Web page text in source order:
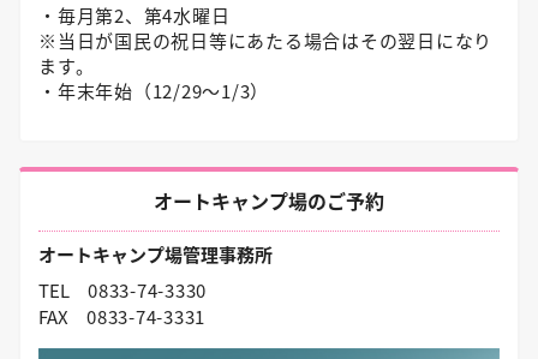
・毎月第2、第4水曜日
※当日が国民の祝日等にあたる場合はその翌日になり
ます。
・年末年始（12/29〜1/3）
オートキャンプ場のご予約
オートキャンプ場管理事務所
TEL 0833-74-3330
FAX 0833-74-3331